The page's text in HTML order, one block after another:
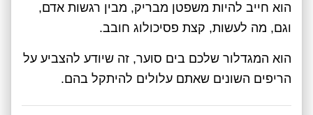
הוא חייב להיות משפטן מבריק, מבין רגשות אדם,
וגם, מה לעשות, קצת פסיכולוג חובב.
הוא המגדלור שלכם בים סוער, זה שיודע להצביע על
הריפים השונים שאתם עלולים להיתקל בהם.